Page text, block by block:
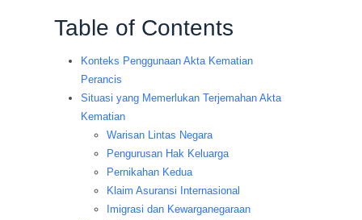
Table of Contents
Konteks Penggunaan Akta Kematian
Perancis
Situasi yang Memerlukan Terjemahan Akta
Kematian
Warisan Lintas Negara
Pengurusan Hak Keluarga
Pernikahan Kedua
Klaim Asuransi Internasional
Imigrasi dan Kewarganegaraan